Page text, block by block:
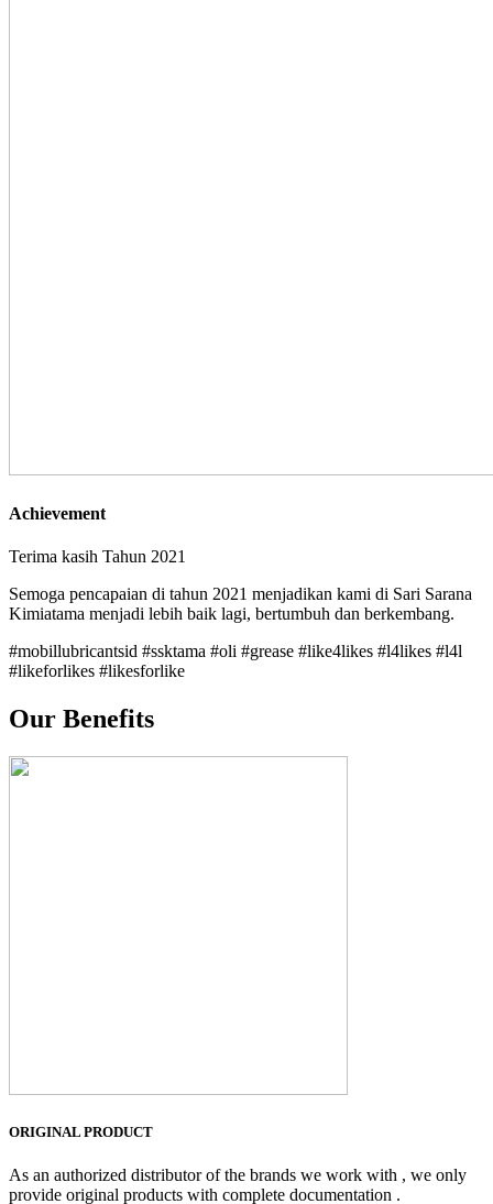
Achievement
Terima kasih Tahun 2021
Semoga pencapaian di tahun 2021 menjadikan kami di Sari Sarana
Kimiatama menjadi lebih baik lagi, bertumbuh dan berkembang.
#mobillubricantsid #ssktama #oli #grease #like4likes #l4likes #l4l
#likeforlikes #likesforlike
Our Benefits
ORIGINAL PRODUCT
As an authorized distributor of the brands we work with , we only
provide original products with complete documentation .